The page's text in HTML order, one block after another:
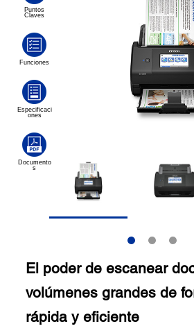
El poder de escanear
volúmenes grandes de
rápida y eficiente